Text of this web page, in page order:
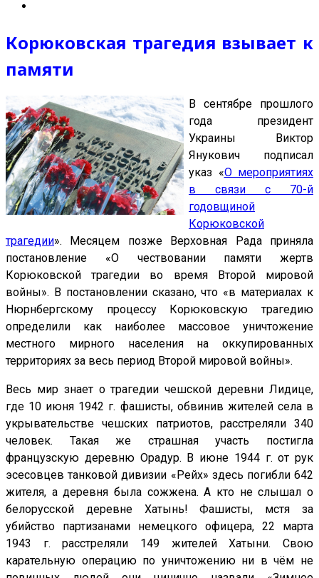
Корюковская трагедия взывает к
памяти
В сентябре прошлого
года президент
Украины Виктор
Янукович подписал
указ «О мероприятиях
в связи с 70-й
годовщиной
Корюковской
трагедии». Месяцем позже Верховная Рада приняла
постановление «О чествовании памяти жертв
Корюковской трагедии во время Второй мировой
войны». В постановлении сказано, что «в материалах к
Нюрнбергскому процессу Корюковскую трагедию
определили как наиболее массовое уничтожение
местного мирного населения на оккупированных
территориях за весь период Второй мировой войны».
Весь мир знает о трагедии чешской деревни Лидице,
где 10 июня 1942 г. фашисты, обвинив жителей села в
укрывательстве чешских патриотов, расстреляли 340
человек. Такая же страшная участь постигла
французскую деревню Орадур. В июне 1944 г. от рук
эсесовцев танковой дивизии «Рейх» здесь погибли 642
жителя, а деревня была сожжена. А кто не слышал о
белорусской деревне Хатынь! Фашисты, мстя за
убийство партизанами немецкого офицера, 22 марта
1943 г. расстреляли 149 жителей Хатыни. Свою
карательную операцию по уничтожению ни в чём не